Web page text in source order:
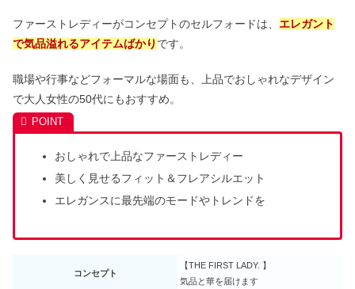
ファーストレディーがコンセプトのセルフォードは、 エレガント
で気品溢れるアイテムばかり です。
職場や行事などフォーマルな場面も、上品でおしゃれなデザイン
で大人女性の50代にもおすすめ。
おしゃれで上品なファーストレディー
美しく見せるフィット＆フレアシルエット
エレガンスに最先端のモードやトレンドを
コンセプト
【THE FIRST LADY. 】
気品と華を届けます